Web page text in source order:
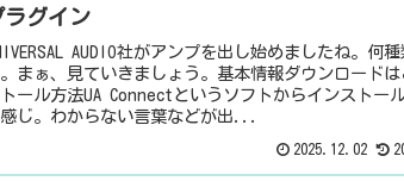
ラグイン
AUDIO社がアンプを出し始めましたね。何
まぁ、見ていきましょう。基本情報ダウンロード
ール方法UA Connectというソフトからインストー
じ。わからない言葉などが出...
2025.12.02